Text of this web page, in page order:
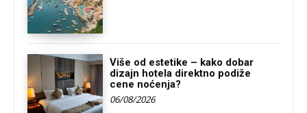
Više od estetike – kako dobar
dizajn hotela direktno podiže
cene noćenja?
06/08/2026